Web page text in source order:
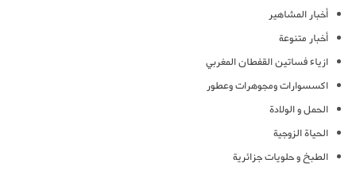
أخبار المشاهير
أخبار متنوعة
ازياء فساتين القفطان المغربي
اكسسوارات ومجوهرات وعطور
الحمل و الولادة
الحياة الزوجية
الطبخ و حلويات جزائرية